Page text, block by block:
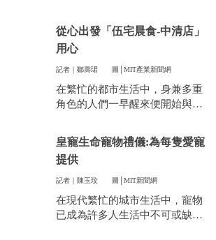
件看似小事卻常常讓人煩惱。像
是衣服太多、空間不夠，或是遇
到突然變天，曬衣服真的讓不少
人感到頭疼。
從心出發「伍宅晨食-中清店」
用心
記者｜鄒壽珺 圖│MIT產業新聞網
在繁忙的都市生活中，身兼多重
角色的人們一早醒來便開始與時
皇寵生命寵物禮儀:為每隻愛寵
提供
記者｜陳玉玟 圖│MIT新聞網
在現代繁忙的城市生活中，寵物
已成為許多人生活中不可或缺的